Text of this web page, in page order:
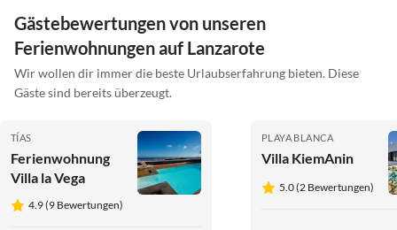
Gästebewertungen von unseren
Ferienwohnungen auf Lanzarote
Wir wollen dir immer die beste Urlaubserfahrung bieten. Diese
Gäste sind bereits überzeugt.
TÍAS
Ferienwohnung
Villa la Vega
4.9 (9 Bewertungen)
PLAYA BLANCA
Villa KiemAnin
5.0 (2 Bewertungen)